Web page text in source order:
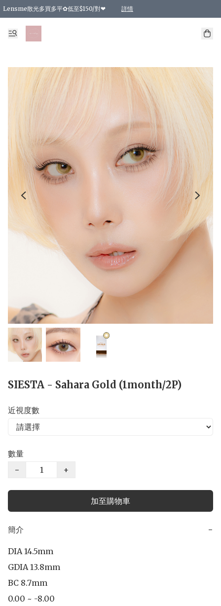
Lensme散光多買多平✿低至$150/對❤ 詳情
台灣Karacon⁩✧日拋 特價清貨❁⃘
日本韓國多款日/月拋現貨☼ 特價❤︎數量有限 售完即止
🇰🇷韓國多款月拋現貨 特價兩對$99✿數量有限 售完即止♫
精選商品，任選買2件或以上9 折；買4件或以上85 折；買6件或以上8 折
精選商品，任選買2件HKD 140.00；買4件HKD 260.00
精選商品，任選買2件HKD 190.00；買4件HKD 360.00
精選商品，任選買2件HKD 110.00；買4件HKD 180.00
精選商品，任選買2件HKD 170.00；買4件HKD 320.00
精選商品，任選買2件或以上減HKD 148.00
精選商品，任選買2件或以上減HKD 148.00
精選商品，任選買2件或以上95 折；買4件或以上9 折；買6件或以上85 折；買8件
精選商品，任選買12件或以上87 折
精選商品，任選買2件或以上減HKD 16.00；買4件或以上減HKD 32.00；買6
精選商品，任選買2件或以上95 折；買4件或以上9 折；買8件或以上85 折；買12
購物滿 HKD 800.00即享免運費優惠！（適用於 特定的送貨方式 )
SIESTA - Sahara Gold (1month/2P)
近視度數
數量
−
+
加至購物車
簡介 −
DIA 14.5mm
GDIA 13.8mm
BC 8.7mm
0.00 ~ -8.00